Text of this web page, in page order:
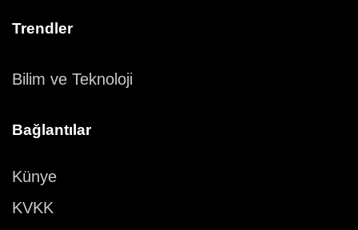
Trendler
Bilim ve Teknoloji
Bağlantılar
Künye
KVKK